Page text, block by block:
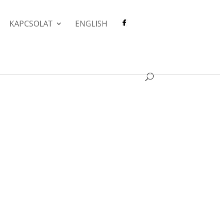
KAPCSOLAT ENGLISH